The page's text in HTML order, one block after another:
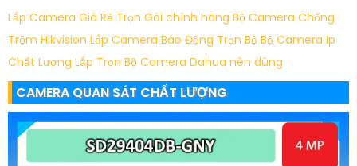
Lắp Camera Giá Rẻ Trọn Gói chính hãng Bộ Camera Chống
Trộm Hikvision Lắp Camera Báo Động Trọn Bộ Bộ Camera Ip
Chất Lượng Lắp Trọn Bộ Camera Dahua nên dùng
CAMERA QUAN SÁT CHẤT LƯỢNG